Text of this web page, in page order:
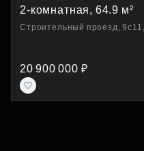
2-комнатная, 64.9 м²
Строительный проезд,
20 900 000 ₽